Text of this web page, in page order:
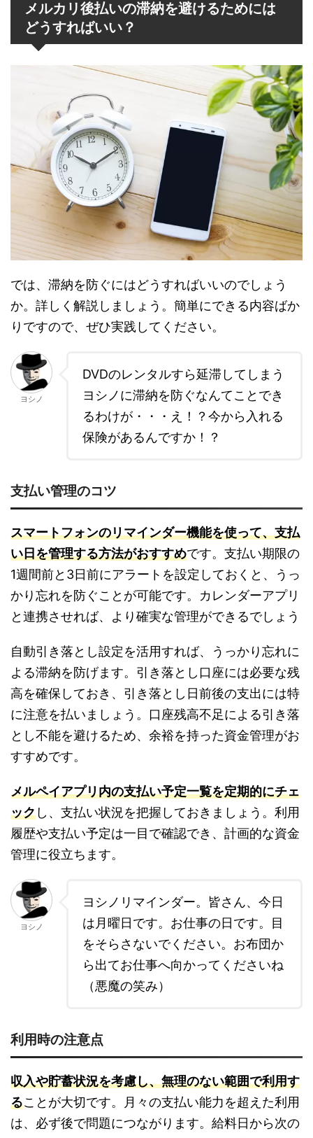
メルカリ後払いの滞納を避けるためには
どうすればいい？
では、滞納を防ぐにはどうすればいいのでしょう
か。詳しく解説しましょう。簡単にできる内容ばか
りですので、ぜひ実践してください。
ヨシノ
DVDのレンタルすら延滞してしまう
ヨシノに滞納を防ぐなんてことでき
るわけが・・・え！？今から入れる
保険があるんですか！？
支払い管理のコツ
スマートフォンのリマインダー機能を使って、支払
い日を管理する方法がおすすめです。支払い期限の
1週間前と3日前にアラートを設定しておくと、うっ
かり忘れを防ぐことが可能です。カレンダーアプリ
と連携させれば、より確実な管理ができるでしょう
自動引き落とし設定を活用すれば、うっかり忘れに
よる滞納を防げます。引き落とし口座には必要な残
高を確保しておき、引き落とし日前後の支出には特
に注意を払いましょう。口座残高不足による引き落
とし不能を避けるため、余裕を持った資金管理がお
すすめです。
メルペイアプリ内の支払い予定一覧を定期的にチェ
ックし、支払い状況を把握しておきましょう。利用
履歴や支払い予定は一目で確認でき、計画的な資金
管理に役立ちます。
ヨシノ
ヨシノリマインダー。皆さん、今日
は月曜日です。お仕事の日です。目
をそらさないでください。お布団か
ら出てお仕事へ向かってくださいね
（悪魔の笑み）
利用時の注意点
収入や貯蓄状況を考慮し、無理のない範囲で利用す
ることが大切です。月々の支払い能力を超えた利用
は、必ず後で問題につながります。給料日から次の